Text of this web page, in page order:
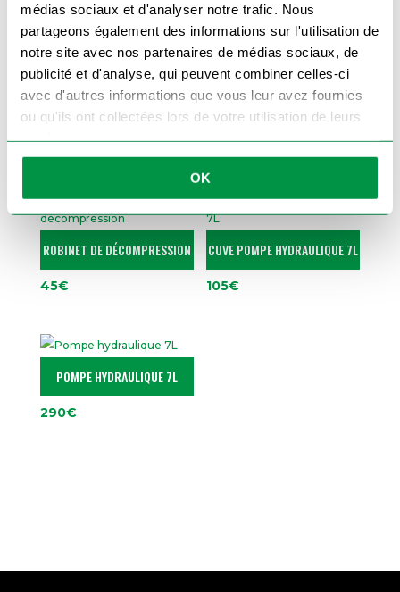
médias sociaux et d'analyser notre trafic. Nous
partageons également des informations sur l'utilisation de
notre site avec nos partenaires de médias sociaux, de
publicité et d'analyse, qui peuvent combiner celles-ci
avec d'autres informations que vous leur avez fournies
ou qu'ils ont collectées lors de votre utilisation de leurs
services.
OK
Commandez dès maintenant votre levier
de pompe hydraulique
utiliser votre remorque basculante en toute
Produits similaires
ROBINET DE DÉCOMPRESSION
45€
CUVE POMPE HYDRAULIQUE 7L
105€
POMPE HYDRAULIQUE 7L
290€